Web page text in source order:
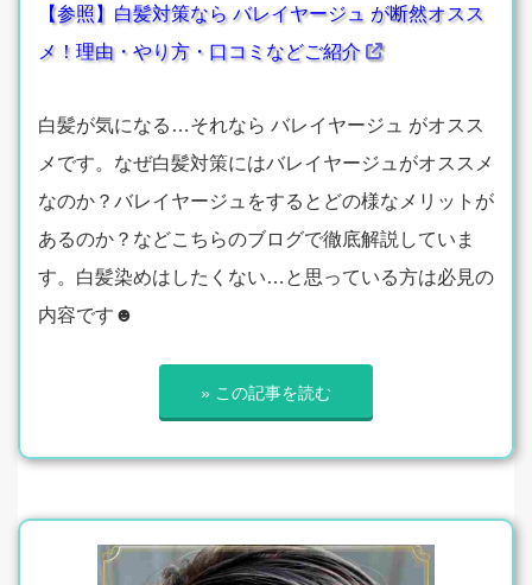
【参照】白髪対策なら バレイヤージュ が断然オスス
メ！理由・やり方・口コミなどご紹介
白髪が気になる…それなら バレイヤージュ がオスス
メです。なぜ白髪対策にはバレイヤージュがオススメ
なのか？バレイヤージュをするとどの様なメリットが
あるのか？などこちらのブログで徹底解説していま
す。白髪染めはしたくない…と思っている方は必見の
内容です☻
» この記事を読む